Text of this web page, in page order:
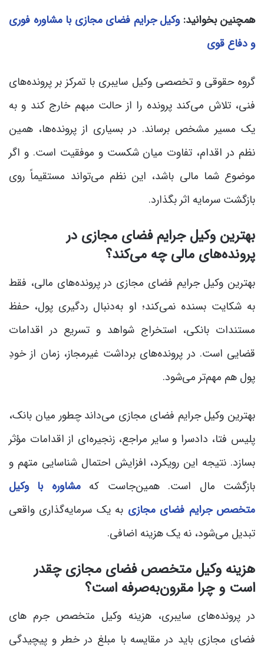
همچنین بخوانید:وکیل جرایم فضای مجازی با مشاوره فوری
و دفاع قوی
گروه حقوقی و تخصصی وکیل سایبری با تمرکز بر پرونده‌های
فنی، تلاش می‌کند پرونده را از حالت مبهم خارج کند و به
یک مسیر مشخص برساند. در بسیاری از پرونده‌ها، همین
نظم در اقدام، تفاوت میان شکست و موفقیت است. و اگر
موضوع شما مالی باشد، این نظم می‌تواند مستقیماً روی
بازگشت سرمایه اثر بگذارد.
بهترین وکیل جرایم فضای مجازی در
پرونده‌های مالی چه می‌کند؟
بهترین وکیل جرایم فضای مجازی در پرونده‌های مالی، فقط
به شکایت بسنده نمی‌کند؛ او به‌دنبال ردگیری پول، حفظ
مستندات بانکی، استخراج شواهد و تسریع در اقدامات
قضایی است. در پرونده‌های برداشت غیرمجاز، زمان از خودِ
پول هم مهم‌تر می‌شود.
بهترین وکیل جرایم فضای مجازی می‌داند چطور میان بانک،
پلیس فتا، دادسرا و سایر مراجع، زنجیره‌ای از اقدامات مؤثر
بسازد. نتیجه این رویکرد، افزایش احتمال شناسایی متهم و
بازگشت مال است. همین‌جاست کهمشاوره با وکیل
متخصص جرایم فضای مجازی به یک سرمایه‌گذاری واقعی
تبدیل می‌شود، نه یک هزینه اضافی.
هزینه وکیل متخصص فضای مجازی چقدر
است و چرا مقرون‌به‌صرفه است؟
در پرونده‌های سایبری، هزینه وکیل متخصص جرم های
فضای مجازی باید در مقایسه با مبلغ در خطر و پیچیدگی